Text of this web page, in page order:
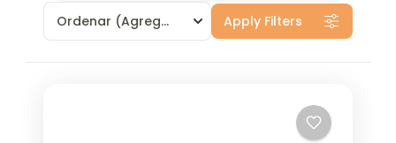
Ordenar (Agregado recientemente) Apply Filters